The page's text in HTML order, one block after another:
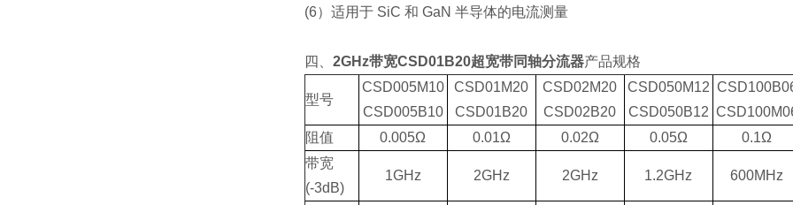
(6）适用于 SiC 和 GaN 半导体的电流测量
四、 2GHz带宽CSD01B20超宽带同轴分流器产品规格
型号
CSD005M10
CSD005B10
CSD01M20
CSD01B20
CSD02M20
CSD02B20
CSD050M12
CSD050B12
阻值
0.005Ω 0.01Ω 0.02Ω 0.05Ω
0.1Ω
带宽
(-3dB)
1GHz 2GHz 2GHz 1.2GHz 600MHz